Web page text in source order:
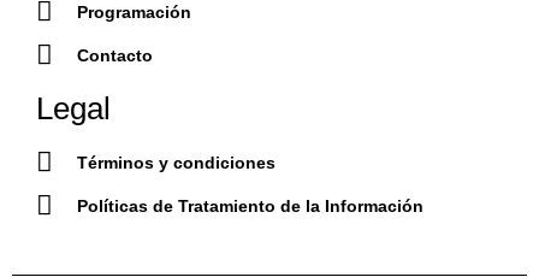
Programación
Contacto
Legal
Términos y condiciones
Políticas de Tratamiento de la Información